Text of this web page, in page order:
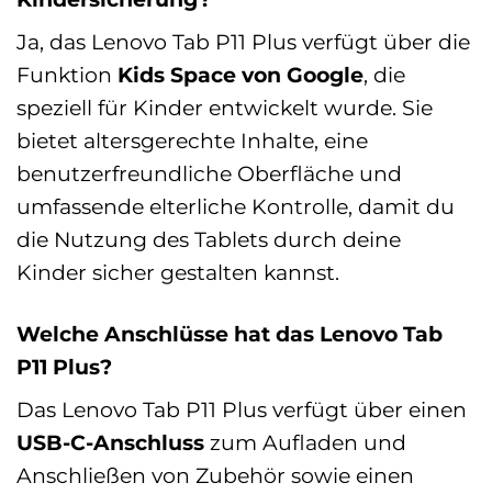
Ja, das Lenovo Tab P11 Plus verfügt über die
Funktion Kids Space von Google, die
speziell für Kinder entwickelt wurde. Sie
bietet altersgerechte Inhalte, eine
benutzerfreundliche Oberfläche und
umfassende elterliche Kontrolle, damit du
die Nutzung des Tablets durch deine
Kinder sicher gestalten kannst.
Welche Anschlüsse hat das Lenovo Tab
P11 Plus?
Das Lenovo Tab P11 Plus verfügt über einen
USB-C-Anschluss zum Aufladen und
Anschließen von Zubehör sowie einen